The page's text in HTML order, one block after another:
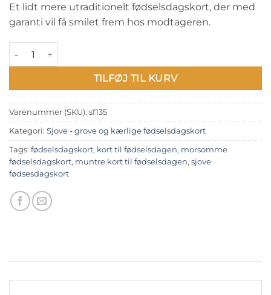
Et lidt mere utraditionelt fødselsdagskort, der med
garanti vil få smilet frem hos modtageren.
Sjove - grove og kærlige fødselsdagskort: "Stjernetegn -
TILFØJ TIL KURV
Varenummer (SKU): sf135
Kategori: Sjove - grove og kærlige fødselsdagskort
Tags: fødselsdagskort, kort til fødselsdagen, morsomme
fødselsdagskort, muntre kort til fødselsdagen, sjove
fødsesdagskort